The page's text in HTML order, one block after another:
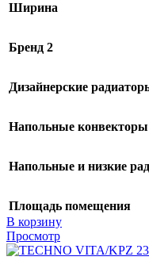
Ширина
Бренд 2
Дизайнерские
Напольные конвекторы
Напольные и низкие
Площадь помещения
В корзину
Просмотр